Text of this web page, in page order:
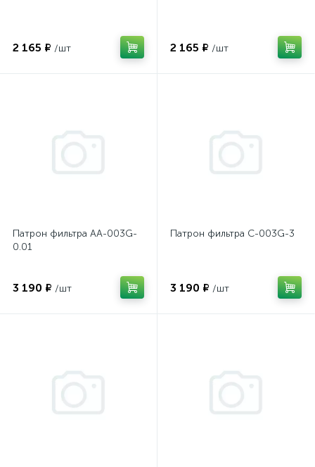
2 165 ₽ /шт 2 165 ₽ /шт
Патрон фильтра AA-003G-
0.01
3 190 ₽ /шт
Патрон фильтра C-003G-3
3 190 ₽ /шт